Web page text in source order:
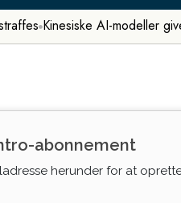
Kinesiske AI-modeller
abonnement
herunder for at